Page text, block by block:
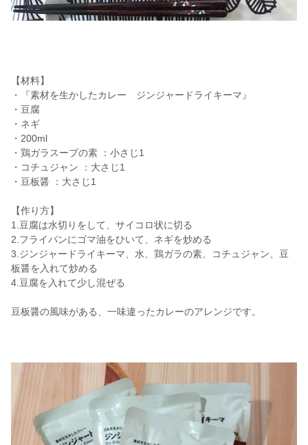
【材料】
・『素材を生かしたカレー ジンジャードライキーマ』
・豆腐
・ネギ
・200ml
・鶏ガラスープの素 ：小さじ1
・コチュジャン ：大さじ1
・豆板醤 ：大さじ1
【作り方】
1.豆腐は水切りをして、サイコロ状に切る
2.フライパンにゴマ油をひいて、ネギを炒める
3.ジンジャードライキーマ、水、鶏ガラの素、コチュジャン、豆
板醤を入れて炒める
4.豆腐を入れて少し混ぜる
豆板醤の風味がある、一味違ったカレーのアレンジです。